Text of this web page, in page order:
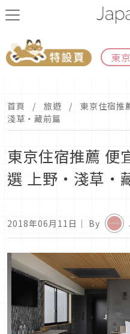
東京
首頁 旅遊
東京住宿推
淺草・藏前篇
東京住宿推薦 便
選 上野・淺草・
2018年06月11日 ｜ By